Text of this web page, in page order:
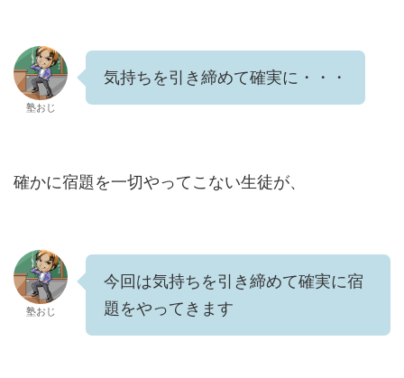
塾おじ
気持ちを引き締めて確実に・・・
確かに宿題を一切やってこない生徒が、
塾おじ
今回は気持ちを引き締めて確実に宿
題をやってきます